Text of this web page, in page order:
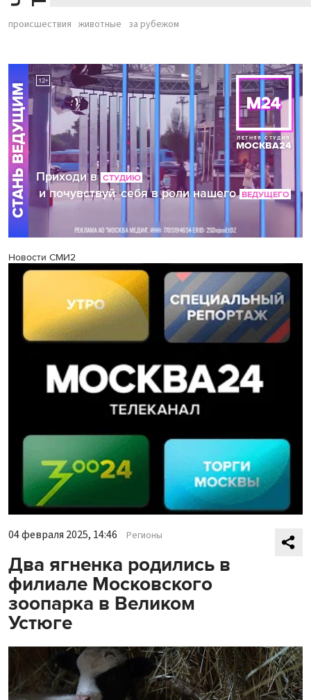
происшествия животные за рубежом
Новости СМИ2
04 февраля 2025, 14:46 Регионы
Два ягненка родились в
филиале Московского
зоопарка в Великом
Устюге